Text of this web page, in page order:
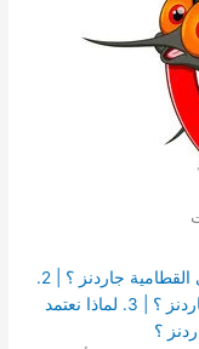
1. لماذا الحاجة الى شركة مكافحة حشرات في القطامية جاردنز ؟ | 2.
ما ضرورة شركة مكافحة حشرات القطامية جاردنز ؟ | 3. لماذا نعتمد
؟